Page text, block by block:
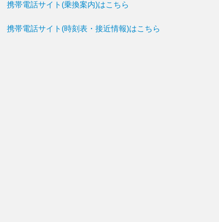
携帯電話サイト(乗換案内)はこちら
携帯電話サイト(時刻表・接近情報)はこちら